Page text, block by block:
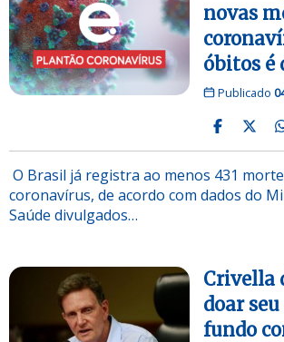
novas
óbitos é
Publicado
O Brasil já registra ao menos 431
coronavírus, de acordo com dados do
Saúde divulgados…
Crivella
doar
fundo